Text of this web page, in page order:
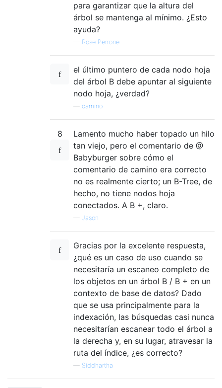
para garantizar que la altura del
árbol se mantenga al mínimo. ¿Esto
ayuda?
— Rose Perrone
el último puntero de cada nodo hoja
del árbol B debe apuntar al siguiente
nodo hoja, ¿verdad?
camino
8
Lamento mucho haber topado un hilo
tan viejo, pero el comentario de @
Babyburger sobre cómo el
comentario de camino era correcto
no es realmente cierto; un B-Tree, de
hecho, no tiene nodos hoja
conectados. A B +, claro.
— Jason
Gracias por la excelente respuesta,
¿qué es un caso de uso cuando se
necesitaría un escaneo completo de
los objetos en un árbol B / B + en un
contexto de base de datos? Dado
que se usa principalmente para la
indexación, las búsquedas casi nunca
necesitarían escanear todo el árbol a
la derecha y, en su lugar, atravesar la
ruta del índice, ¿es correcto?
— Siddhartha